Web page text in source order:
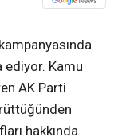
ediyor. Kamu
AK Parti
hakkında